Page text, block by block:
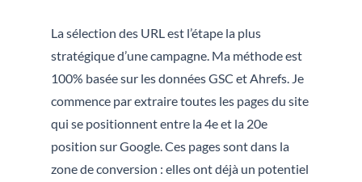
La sélection des URL est l’étape la plus
stratégique d’une campagne. Ma méthode est
100% basée sur les données GSC et Ahrefs. Je
commence par extraire toutes les pages du site
qui se positionnent entre la 4e et la 20e
position sur Google. Ces pages sont dans la
zone de conversion : elles ont déjà un potentiel